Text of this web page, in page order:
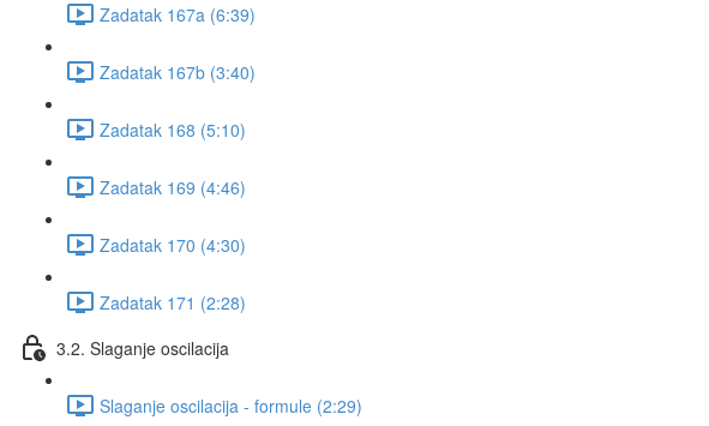
Zadatak 167a (6:39)
Zadatak 167b (3:40)
Zadatak 168 (5:10)
Zadatak 169 (4:46)
Zadatak 170 (4:30)
Zadatak 171 (2:28)
3.2. Slaganje oscilacija
Slaganje oscilacija - formule (2:29)